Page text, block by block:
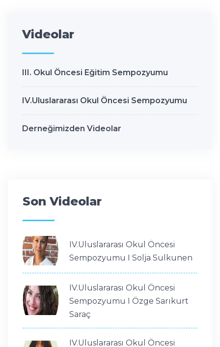
Videolar
III. Okul Öncesi Eğitim Sempozyumu
IV.Uluslararası Okul Öncesi Sempozyumu
Derneğimizden Videolar
Son Videolar
IV.Uluslararası Okul Öncesi
Sempozyumu I Solja Sulkunen
IV.Uluslararası Okul Öncesi
Sempozyumu I Özge Sarıkurt
Saraç
IV.Uluslararası Okul Öncesi